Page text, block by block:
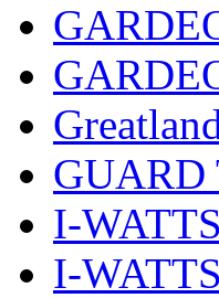
GUARD
I-WATTS
I-